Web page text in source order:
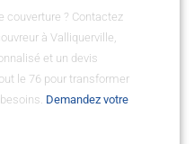
couverture ? Contactez
à Valliquerville,
et un devis
le 76 pour transformer
Demandez votre